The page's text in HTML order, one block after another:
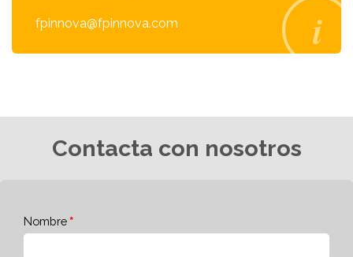
fpinnova@fpinnova.com
Contacta con nosotros
Nombre